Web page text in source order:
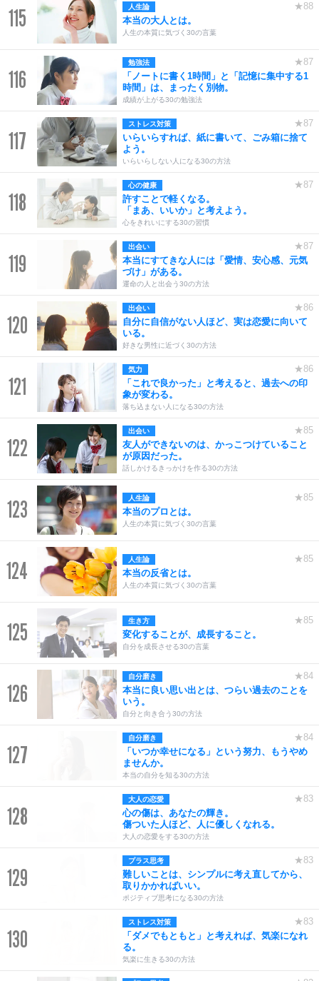
115 人生論
★88
本当の大人とは。
人生の本質に気づく30の言葉
116
勉強法
★87
「ノートに書く1時間」と「記憶に集中する1
時間」は、まったく別物。
成績が上がる30の勉強法
117
ストレス対策
★87
いらいらすれば、紙に書いて、ごみ箱に捨て
よう。
いらいらしない人になる30の方法
118
心の健康
★87
許すことで軽くなる。
「まあ、いいか」と考えよう。
心をきれいにする30の習慣
119
出会い
★87
本当にすてきな人には「愛情、安心感、元気
づけ」がある。
運命の人と出会う30の方法
120
出会い
★86
自分に自信がない人ほど、実は恋愛に向いて
いる。
好きな男性に近づく30の方法
121
気力
★86
「これで良かった」と考えると、過去への印
象が変わる。
落ち込まない人になる30の方法
122
出会い
★85
友人ができないのは、かっこつけていること
が原因だった。
話しかけるきっかけを作る30の方法
123 人生論
★85
本当のプロとは。
人生の本質に気づく30の言葉
124 人生論
★85
本当の反省とは。
人生の本質に気づく30の言葉
125 生き方
★85
変化することが、成長すること。
自分を成長させる30の言葉
126
自分磨き
★84
本当に良い思い出とは、つらい過去のことを
いう。
自分と向き合う30の方法
127
自分磨き
★84
「いつか幸せになる」という努力、もうやめ
ませんか。
本当の自分を知る30の方法
128
大人の恋愛
★83
心の傷は、あなたの輝き。
傷ついた人ほど、人に優しくなれる。
大人の恋愛をする30の方法
129
プラス思考
★83
難しいことは、シンプルに考え直してから、
取りかかればいい。
ポジティブ思考になる30の方法
130
ストレス対策
★83
「ダメでもともと」と考えれば、気楽になれ
る。
気楽に生きる30の方法